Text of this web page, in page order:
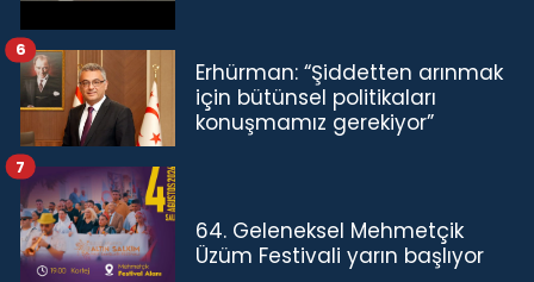
Erhürman: “Şiddetten arınmak
için bütünsel politikaları
konuşmamız gerekiyor”
6
64. Geleneksel Mehmetçik
Üzüm Festivali yarın başlıyor
7